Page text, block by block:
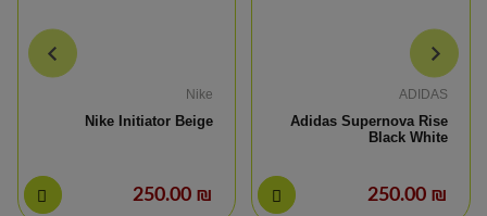
ADIDAS
Adidas Supernova Rise
Black White
₪ 250.00
Nike
Nike Initiator Beige
₪ 250.00